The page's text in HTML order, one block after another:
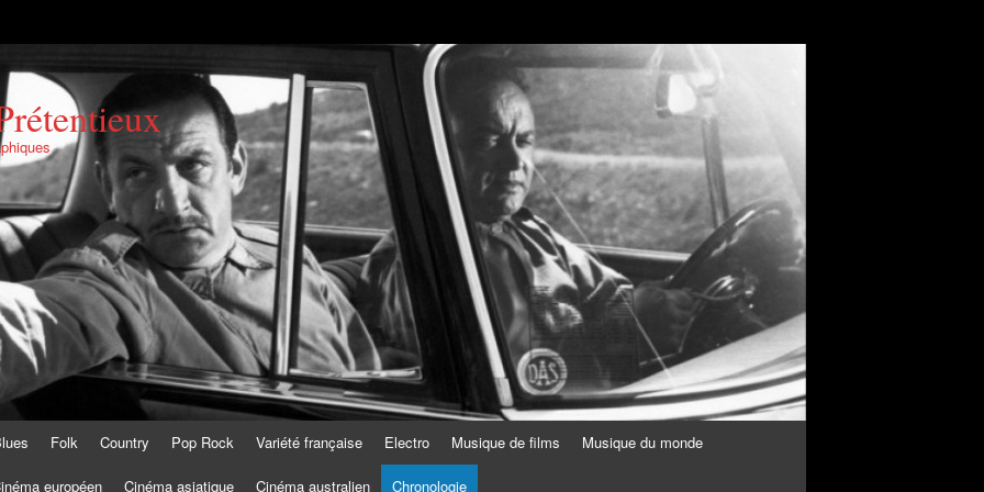
Folk Country Pop Rock Variété française Electro Musique de films Musique du monde
européen Cinéma asiatique Cinéma australien Chronologie